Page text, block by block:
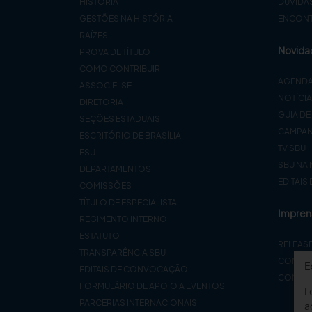
GESTÕES NA HISTÓRIA
RAÍZES
PROVA DE TÍTULO
COMO CONTRIBUIR
ASSOCIE-SE
DIRETORIA
SEÇÕES ESTADUAIS
ESCRITÓRIO DE BRASÍLIA
ESU
DEPARTAMENTOS
COMISSÕES
TÍTULO DE ESPECIALISTA
REGIMENTO INTERNO
ESTATUTO
TRANSPARÊNCIA SBU
EDITAIS DE CONVOCAÇÃO
FORMULÁRIO DE APOIO A EVENTOS
PARCERIAS INTERNACIONAIS
AGENDA
GUIA
TV SBU
SBU NA
EDITAIS